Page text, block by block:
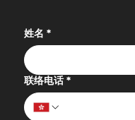
姓名 *
联络电话 *